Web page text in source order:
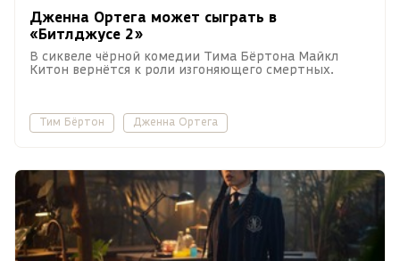
Дженна Ортега может сыграть в
«Битлджусе 2»
В сиквеле чёрной комедии Тима Бёртона Майкл
Китон вернётся к роли изгоняющего смертных.
Тим Бёртон Дженна Ортега